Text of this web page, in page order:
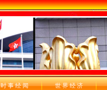
时 事 经 闻 世 界 经 济